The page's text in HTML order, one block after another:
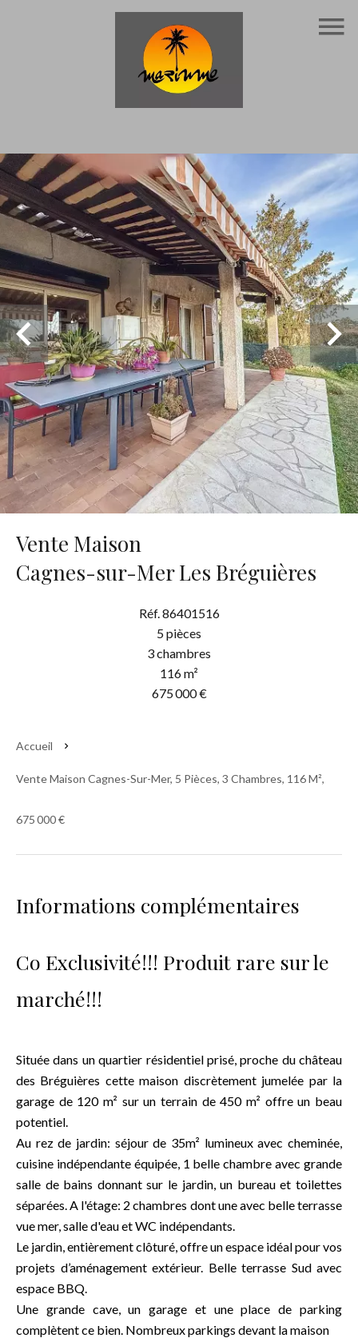
Vente Maison
Cagnes-sur-Mer Les Bréguières
Réf. 86401516
5 pièces
3 chambres
116 m²
675 000 €
Accueil
Vente Maison Cagnes-Sur-Mer, 5 Pièces, 3 Chambres, 116 M²,
675 000 €
Informations complémentaires
Co Exclusivité!!! Produit rare sur le
marché!!!
Située dans un quartier résidentiel prisé, proche du château
des Bréguières cette maison discrètement jumelée par la
garage de 120 m² sur un terrain de 450 m² offre un beau
potentiel.
Au rez de jardin: séjour de 35m² lumineux avec cheminée,
cuisine indépendante équipée, 1 belle chambre avec grande
salle de bains donnant sur le jardin, un bureau et toilettes
séparées. A l'étage: 2 chambres dont une avec belle terrasse
vue mer, salle d'eau et WC indépendants.
Le jardin, entièrement clôturé, offre un espace idéal pour vos
projets d’aménagement extérieur. Belle terrasse Sud avec
espace BBQ.
Une grande cave, un garage et une place de parking
complètent ce bien. Nombreux parkings devant la maison